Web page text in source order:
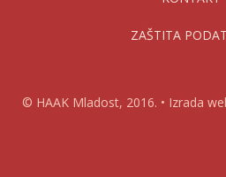
ZAŠTITA
© HAAK Mladost, 2016. • Izrada